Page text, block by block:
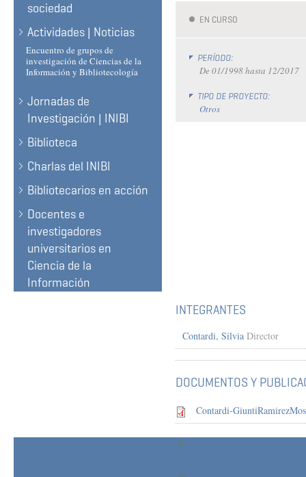
sociedad
Actividades | Noticias
Encuentro de grupos de
investigación de Ciencias de la
Información y Bibliotecología
Jornadas de
Investigación | INIBI
Biblioteca
Charlas del INIBI
Bibliotecarios en acción
Docentes e
investigadores
universitarios en
Ciencia de la
Información
EN CURSO
PERÍODO:
De 01/1998hasta 12/2017
TIPO DE PROYECTO:
Otros
INTEGRANTES
Contardi, Silvia Director
DOCUMENTOS Y
Contardi-